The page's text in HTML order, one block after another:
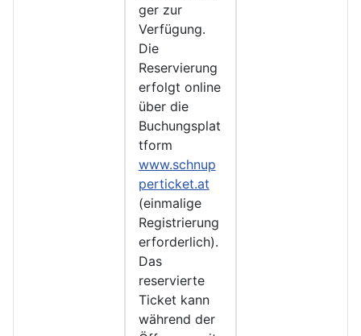
ger zur
Verfügung.
Die
Reservierung
erfolgt online
über die
Buchungsplat
tform
www.schnup
perticket.at
(einmalige
Registrierung
erforderlich).
Das
reservierte
Ticket kann
während der